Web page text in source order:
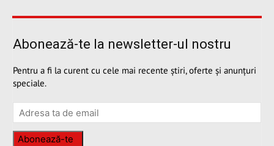
Abonează-te la newsletter-ul nostru
Pentru a fi la curent cu cele mai recente știri, oferte și anunțuri
speciale.
Abonează-te